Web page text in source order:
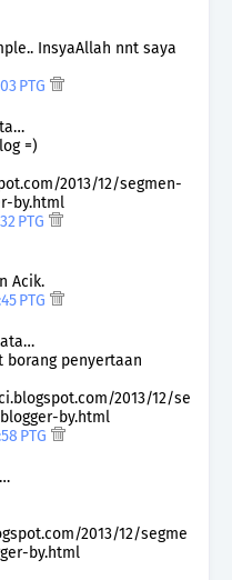
InsyaAllah nnt saya
PTG
=)
2013/12/segmen-
by.html
PTG
Acik.
PTG
borang penyertaan
2013/12/se
by.html
PTG
2013/12/segme
by.html